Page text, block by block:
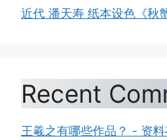
近代 潘天寿 纸本设色《秋
Recent
王羲之有哪些作品？ - 资